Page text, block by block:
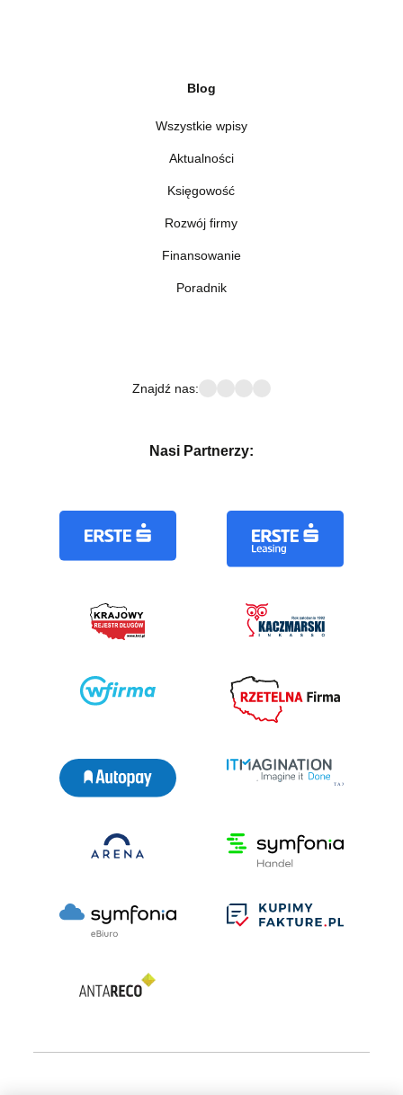
Blog
Wszystkie wpisy
Aktualności
Księgowość
Rozwój firmy
Finansowanie
Poradnik
Znajdź nas:
Nasi Partnerzy: